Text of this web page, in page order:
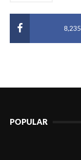
8,235
POPULAR